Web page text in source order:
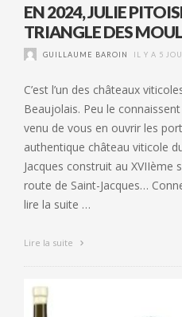
EN 2024, JULIE
TRIANGLE DES
GUILLAUME BAROIN IL Y A 5
C’est l’un des châteaux
Beaujolais. Peu le
venu de vous en ouvrir les
authentique château viticole
Jacques construit au XVIIème
route de Saint-Jacques…
lire la suite …
Lire la suite